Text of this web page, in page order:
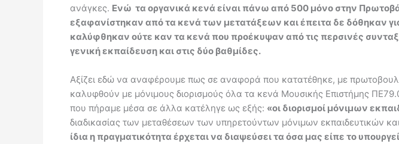
ανάγκες. Ενώ τα οργανικά κενά είναι πάνω από 500 μόνο στην
εξαφανίστηκαν από τα κενά των μετατάξεων και έπειτα δε δόθηκαν
καλύφθηκαν ούτε καν τα κενά που προέκυψαν από τις περσινές
γενική εκπαίδευση και στις δύο βαθμίδες.
Αξίζει εδώ να αναφέρουμε πως σε αναφορά που κατατέθηκε, με
καλυφθούν με μόνιμους διορισμούς όλα τα κενά Μουσικής Επιστήμης
που πήραμε μέσα σε άλλα κατέληγε ως εξής: «οι διορισμοί μόνιμων
διαδικασίας των μεταθέσεων των υπηρετούντων μόνιμων εκπαιδευτικών
ίδια η πραγματικότητα έρχεται να διαψεύσει τα όσα μας είπε το